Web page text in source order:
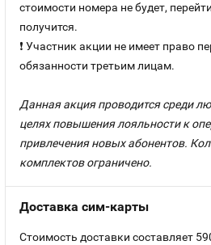
стоимости номера не будет,
получится.
❗ Участник акции не имеет право
обязанности третьим лицам.
Данная акция проводится среди
целях повышения лояльности к
привлечения новых абонентов.
комплектов ограничено.
Доставка сим-карты
Стоимость доставки составляет